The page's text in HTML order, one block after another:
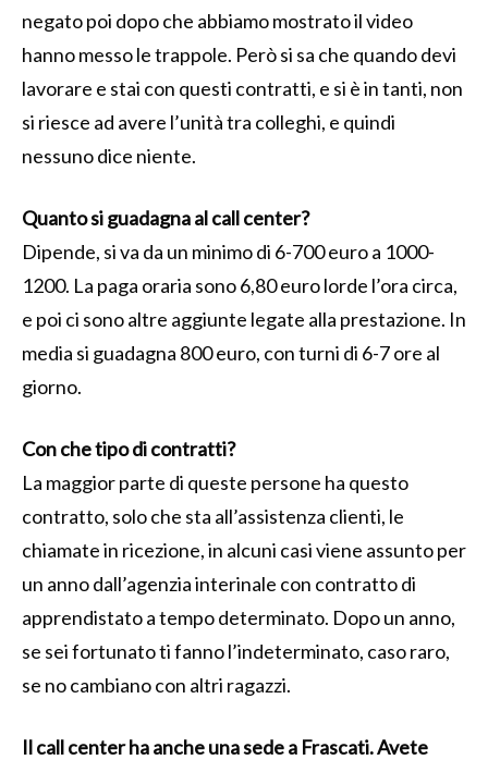
negato poi dopo che abbiamo mostrato il video
hanno messo le trappole. Però si sa che quando devi
lavorare e stai con questi contratti, e si è in tanti, non
si riesce ad avere l’unità tra colleghi, e quindi
nessuno dice niente.
Quanto si guadagna al call center?
Dipende, si va da un minimo di 6-700 euro a 1000-
1200. La paga oraria sono 6,80 euro lorde l’ora circa,
e poi ci sono altre aggiunte legate alla prestazione. In
media si guadagna 800 euro, con turni di 6-7 ore al
giorno.
Con che tipo di contratti?
La maggior parte di queste persone ha questo
contratto, solo che sta all’assistenza clienti, le
chiamate in ricezione, in alcuni casi viene assunto per
un anno dall’agenzia interinale con contratto di
apprendistato a tempo determinato. Dopo un anno,
se sei fortunato ti fanno l’indeterminato, caso raro,
se no cambiano con altri ragazzi.
Il call center ha anche una sede a Frascati. Avete